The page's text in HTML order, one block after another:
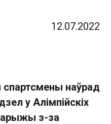
12.07.2022
спартсмены наўрад
у Алімпійскіх
з-за